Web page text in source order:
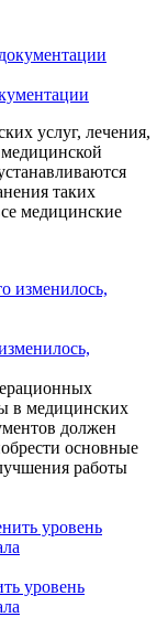
услуг, лечения,
таких
медицинские
в медицинских
должен
основные
работы
уровень